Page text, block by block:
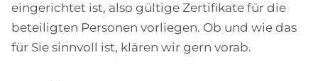
eingerichtet ist, also gültige Zertifikate für die
beteiligten Personen vorliegen. Ob und wie das
für Sie sinnvoll ist, klären wir gern vorab.